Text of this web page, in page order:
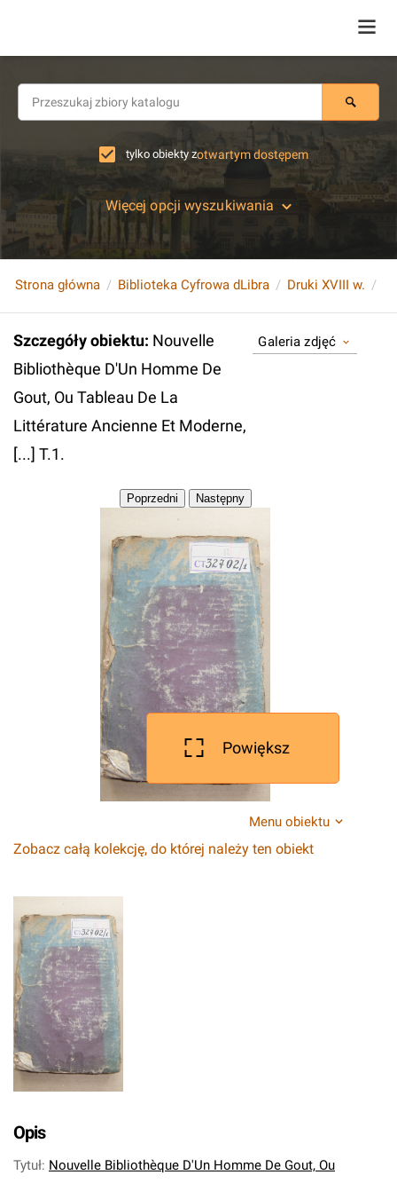
tylko obiekty zotwartym dostępem
Więcej opcji wyszukiwania
Strona główna Biblioteka Cyfrowa dLibra Druki XVIII w.
Szczegóły obiektu: Nouvelle
Bibliothèque D'Un Homme De
Gout, Ou Tableau De La
Littérature Ancienne Et Moderne,
[...] T.1.
Galeria zdjęć
Powiększ
Menu obiektu
Zobacz całą kolekcję, do której należy ten obiekt
Opis
Tytuł: Nouvelle Bibliothèque D'Un Homme De Gout, Ou